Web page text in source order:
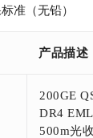
准（无铅）
产品描述
200GE
DR4
500m光